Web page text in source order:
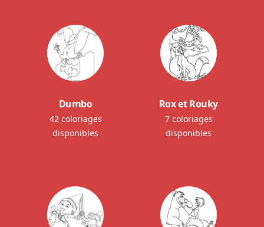
Dumbo
42 coloriages
disponibles
Rox et Rouky
7 coloriages
disponibles